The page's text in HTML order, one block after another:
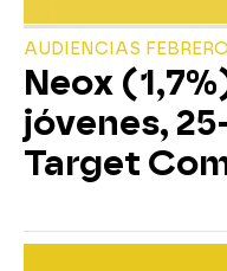
AUDIENCIAS FEBRERO
Neox
jóvenes,
Target